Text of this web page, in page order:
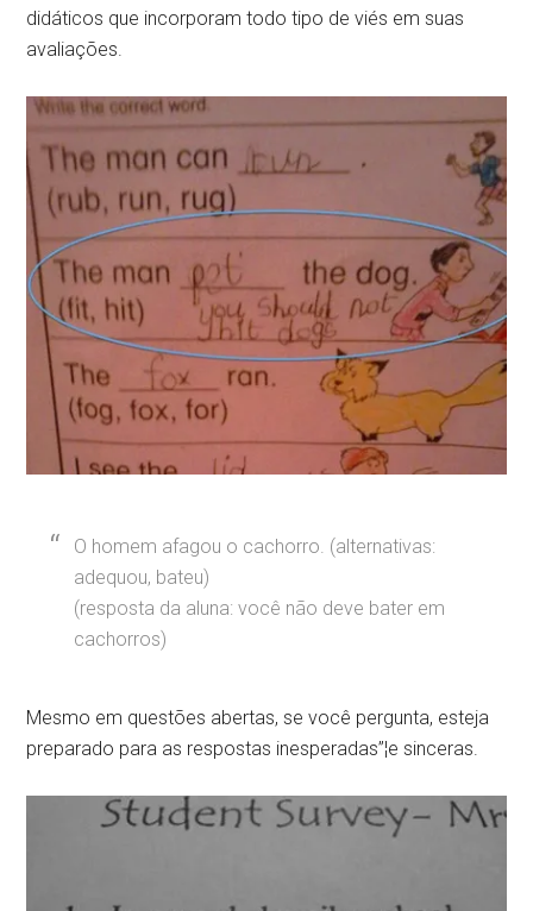
didáticos que incorporam todo tipo de viés em suas
avaliações.
O homem afagou o cachorro. (alternativas:
adequou, bateu)
(resposta da aluna: você não deve bater em
cachorros)
Mesmo em questões abertas, se você pergunta, esteja
preparado para as respostas inesperadas”¦e sinceras.